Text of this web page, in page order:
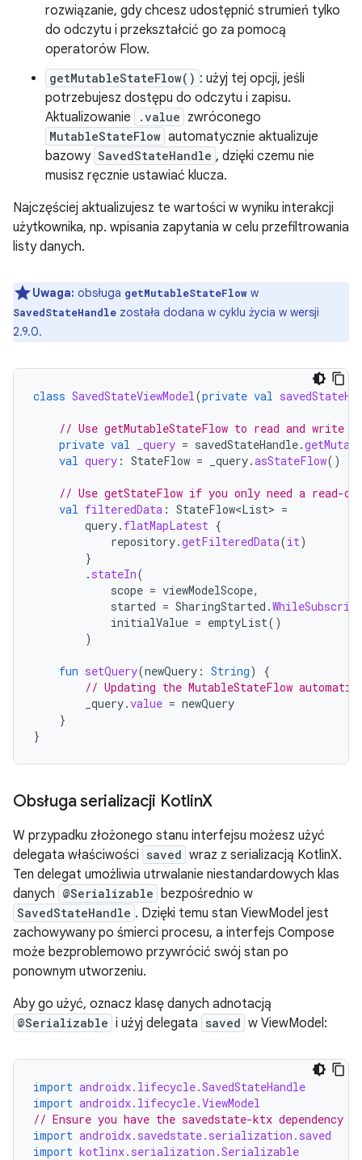
rozwiązanie, gdy chcesz udostępnić strumień tylko
do odczytu i przekształcić go za pomocą
operatorów Flow.
getMutableStateFlow() : użyj tej opcji, jeśli
potrzebujesz dostępu do odczytu i zapisu.
Aktualizowanie
.value zwróconego
MutableStateFlow automatycznie aktualizuje
bazowy SavedStateHandle , dzięki czemu nie
musisz ręcznie ustawiać klucza.
Najczęściej aktualizujesz te wartości w wyniku interakcji
użytkownika, np. wpisania zapytania w celu przefiltrowania
listy danych.
Uwaga: obsługa getMutableStateFlow w
SavedStateHandle została dodana w cyklu życia w wersji
2.9.0.
class SavedStateViewModel(private val
// Use getMutableStateFlow to read and write
private val _query = savedStateHandle.
val query : StateFlow = _query.asStateFlow()
// Use getStateFlow if you only need a read-
val filteredData : StateFlow<List> =
query. flatMapLatest {
repository.getFilteredData(it)
}
. stateIn(
scope = viewModelScope,
started = SharingStarted .
initialValue = emptyList()
)
fun setQuery(newQuery : String)
{
// Updating the MutableStateFlow
_query.value = newQuery
}
}
Obsługa serializacji KotlinX
W przypadku złożonego stanu interfejsu możesz użyć
delegata właściwości saved wraz z serializacją KotlinX.
Ten delegat umożliwia utrwalanie niestandardowych klas
danych @Serializable bezpośrednio w
SavedStateHandle . Dzięki temu stan ViewModel jest
zachowywany po śmierci procesu, a interfejs Compose
może bezproblemowo przywrócić swój stan po
ponownym utworzeniu.
Aby go użyć, oznacz klasę danych adnotacją
@Serializable i użyj delegata saved w ViewModel:
import androidx.lifecycle.SavedStateHandle
import androidx.lifecycle.ViewModel
// Ensure you have the savedstate-ktx dependency
import androidx.savedstate.serialization.saved
import kotlinx.serialization.Serializable